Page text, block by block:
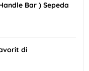
Bar ) Sepeda
di